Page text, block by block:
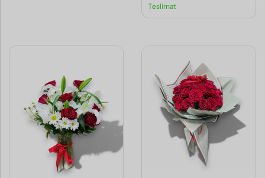
Teslimat